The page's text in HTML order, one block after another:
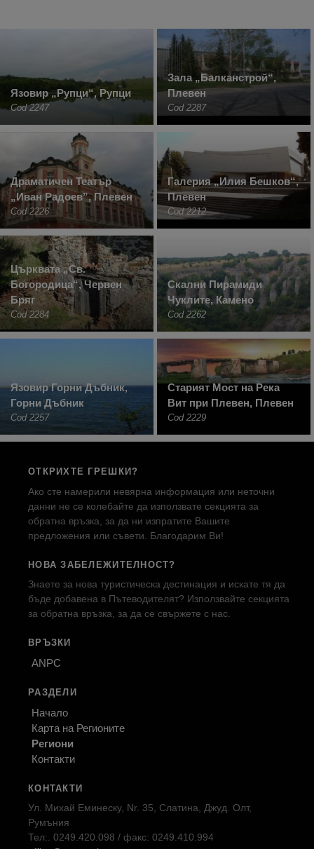
Язовир „Рупци“, Рупци
Cod 2247
Зала „Балканстрой“,
Плевен
Cod 2287
Драматичен Театър
„Иван Радоев”, Плевен
Cod 2226
Галерия „Илия Бешков“,
Плевен
Cod 2212
Църквата „Св.
Богородица“, Червен
Бряг
Cod 2284
Скални Пирамиди
Чуклите, Камено
Cod 2262
Язовир Горни Дъбник,
Горни Дъбник
Cod 2257
Старият Мост на Река
Вит при Плевен, Плевен
Cod 2229
ОТКРИХТЕ ГРЕШКИ?
Ако сте намерили невярна информация или неточни
данни не се колебайте да използвате секцията за
обратна връзка, за да ни изпратите Вашите
предложения или съвети. Благодарим Ви!
НОВА ЗАБЕЛЕЖИТЕЛНОСТ?
Знаете за нова туристическа дестинация и искате тя да
бъде добавена в Пътеводителят? Използвайте секцията
за обратна връзка, за да се свържете с нас.
ВРЪЗКИ
ANPC
РАЗДЕЛИ
Начало
Карта на Регионите
Региони
Контакти
КОНТАКТИ
Ул. Михай Еминеску, Nr. 35, Слатина, Джуд. Олт,
Румъния
Тел:. 0249.420.098 / факс: 0249.410.994